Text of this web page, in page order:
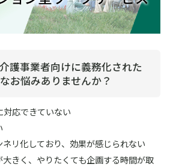
護事業者向けに義務化された
お悩みありませんか？
応できていない
リ化しており、効果が感じられない
きく、やりたくても企画する時間が取